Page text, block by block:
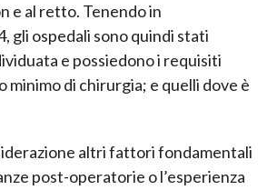
e al retto. Tenendo in
gli ospedali sono quindi stati
e possiedono i requisiti
di chirurgia; e quelli dove è
altri fattori fondamentali
post-operatorie o l’esperienza